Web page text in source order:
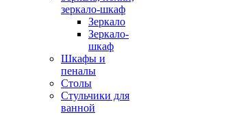
зеркало-шкаф
Зеркало
Зеркало-
шкаф
Шкафы и
пеналы
Столы
Стульчики для
ванной